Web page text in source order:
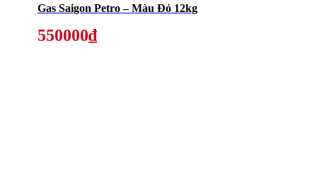
Gas Saigon Petro – Màu Đỏ 12kg
550000₫